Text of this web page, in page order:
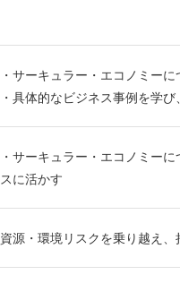
・サーキュラー・エコノミー
・具体的なビジネス事例を学
・サーキュラー・エコノミー
スに活かす
資源・環境リスクを乗り越え